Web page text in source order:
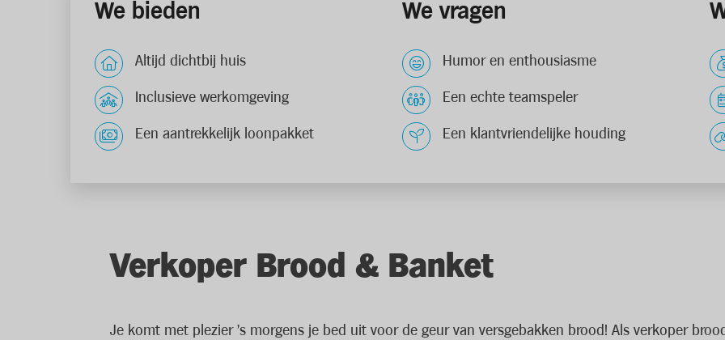
We bieden
Altijd dichtbij huis
Inclusieve werkomgeving
Een aantrekkelijk loonpakket
We vragen
Humor en enthousiasme
Een echte teamspeler
Een klantvriendelijke houding
Verkoper Brood & Banket
Je komt met plezier 's morgens je bed uit voor de geur van versgebakken brood! Als verkoper